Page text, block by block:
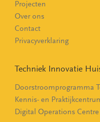
Projecten
Over ons
Contact
Privacyverklaring
Techniek Innovatie
Doorstroomprogramma
Kennis- en
Digital Operations Centre